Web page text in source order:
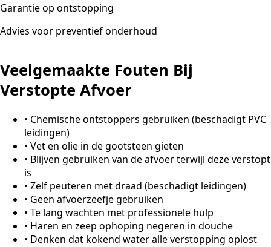
Garantie op ontstopping
Advies voor preventief onderhoud
Veelgemaakte Fouten Bij
Verstopte Afvoer
• Chemische ontstoppers gebruiken (beschadigt PVC
leidingen)
• Vet en olie in de gootsteen gieten
• Blijven gebruiken van de afvoer terwijl deze verstopt
is
• Zelf peuteren met draad (beschadigt leidingen)
• Geen afvoerzeefje gebruiken
• Te lang wachten met professionele hulp
• Haren en zeep ophoping negeren in douche
• Denken dat kokend water alle verstopping oplost